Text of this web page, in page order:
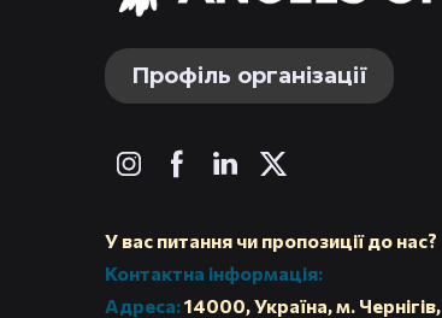
Профіль організації
У вас питання чи пропозиції до нас?
Контактна інформація:
Адреса:14000, Україна, м. Чернігів,